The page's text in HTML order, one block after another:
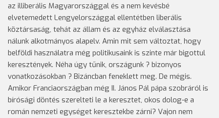
az illiberális Magyarországgal és a nem kevésbé
elvetemedett Lengyelországgal ellentétben liberális
köztársaság, tehát az állam és az egyház elválasztása
nálunk alkotmányos alapelv. Amin mit sem változtat, hogy
belföldi használatra még politikusaink is szinte már bigottul
keresztények. Néha úgy tűnik, országunk ? bizonyos
vonatkozásokban ? Bizáncban feneklett meg. De mégis.
Amikor Franciaországban még II. János Pál pápa szobráról is
bírósági döntés szerelteti le a keresztet, okos dolog-e a
román nemzeti egységet keresztekbe zárni? Vajon nem